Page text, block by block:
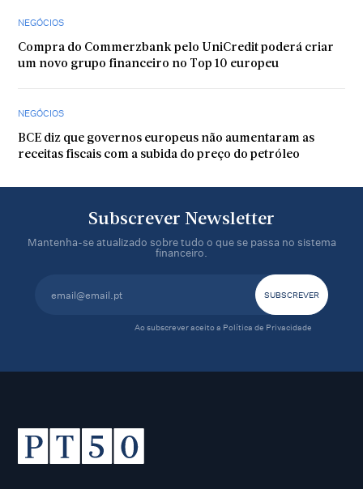
NEGÓCIOS
Compra do Commerzbank pelo UniCredit poderá criar
um novo grupo financeiro no Top 10 europeu
NEGÓCIOS
BCE diz que governos europeus não aumentaram as
receitas fiscais com a subida do preço do petróleo
Subscrever Newsletter
Mantenha-se atualizado sobre tudo o que se passa no sistema
financeiro.
Ao subscrever aceito a Política de Privacidade